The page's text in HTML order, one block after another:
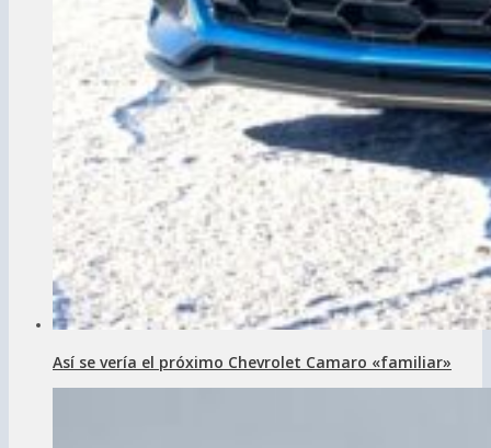
Así se vería el próximo Chevrolet Camaro «familiar»